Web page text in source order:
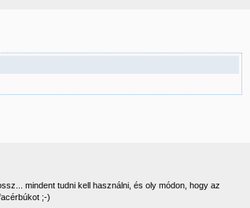
mindent tudni kell használni, és oly módon, hogy az
;-)